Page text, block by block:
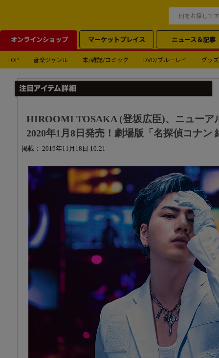
オンラインショップ マーケットプレイス ニュース＆記事
TOP 音楽ジャンル 本/雑誌/コミック DVD/ブルーレイ グッズ
HIROOMI TOSAKA (登坂広臣)、ニューア
2020年1月8日発売！劇場版「名探偵コナン
掲載： 2019年11月18日 10:21